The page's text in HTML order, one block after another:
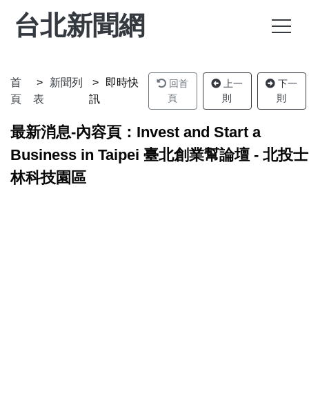
台北新聞網
首
頁
新聞列
表
即時快
訊
回首
頁
上一
則
下一
則
最新消息-內容頁：Invest and Start a
Business in Taipei 臺北創業幫論壇 - 北投士
林科技園區